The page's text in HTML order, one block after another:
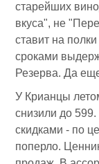
старейших
вкуса", не
ставит на
сроками
Резерва. Да
У Крианцы
снизили до
скидками - по
поперло.